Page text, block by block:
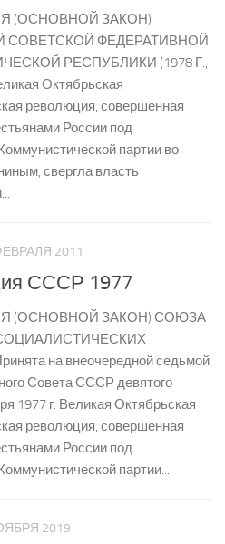
(ОСНОВНОЙ ЗАКОН)
СОВЕТСКОЙ ФЕДЕРАТИВНОЙ
РЕСПУБЛИКИ (1978 Г.,
Октябрьская
революция, совершенная
России под
партии во
свергла власть
2011
СССР 1977
(ОСНОВНОЙ ЗАКОН) СОЮЗА
на внеочередной седьмой
Совета СССР девятого
1977 г. Великая Октябрьская
революция, совершенная
России под
партии...
2019